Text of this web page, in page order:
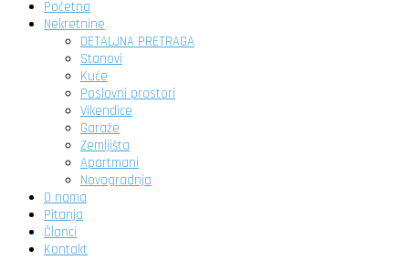
Početna
Nekretnine
DETALJNA PRETRAGA
Stanovi
Kuće
Poslovni prostori
Vikendice
Garaže
Zemljišta
Apartmani
Novogradnja
O nama
Pitanja
Članci
Kontakt